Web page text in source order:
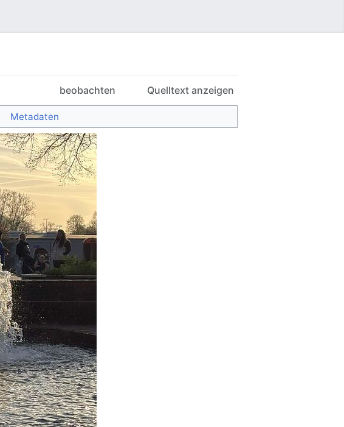
beobachten Quelltext anzeigen
Metadaten